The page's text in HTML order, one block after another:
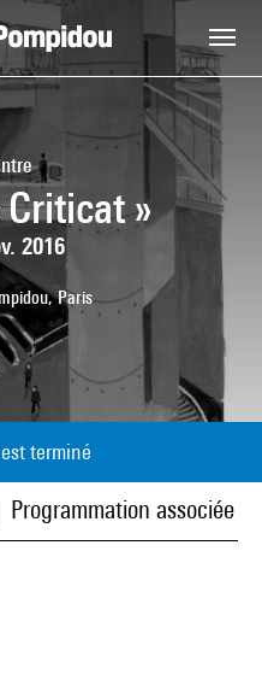
»
2016
Paris
terminé
Programmation associée